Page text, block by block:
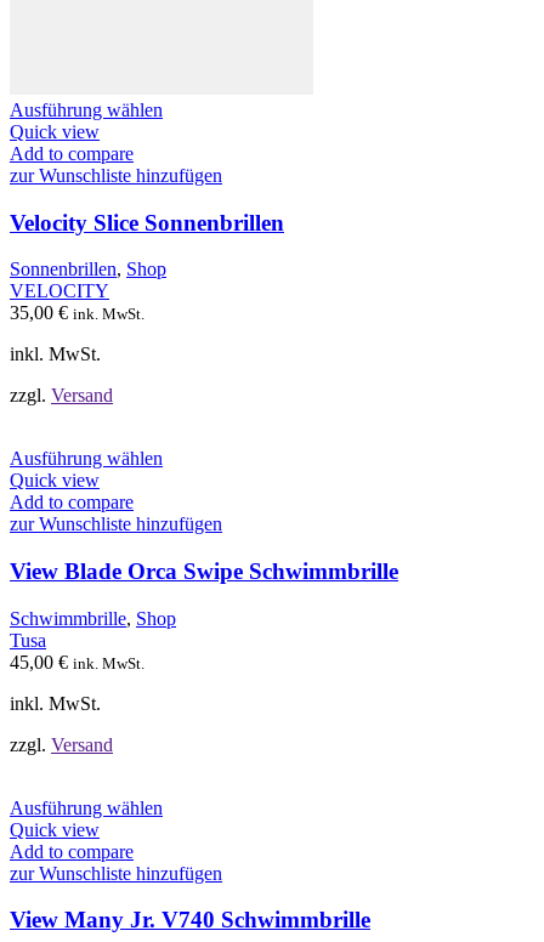
Ausführung wählen
mehrere
auf.
Die
Optionen
können
Quick view
Add to compare
zur Wunschliste hinzufügen
Velocity Slice Sonnenbrillen
Sonnenbrillen, Shop
VELOCITY
35,00 € ink. MwSt.
inkl. MwSt.
zzgl. Versand
Ausführung wählen
mehrere
auf.
Die
können
Quick view
Add to compare
zur Wunschliste hinzufügen
View Blade Orca Swipe Schwimmbrille
Schwimmbrille, Shop
Tusa
45,00 € ink. MwSt.
inkl. MwSt.
zzgl. Versand
Ausführung wählen
mehrere
auf.
Quick view
Add to compare
zur Wunschliste hinzufügen
View Many Jr. V740 Schwimmbrille